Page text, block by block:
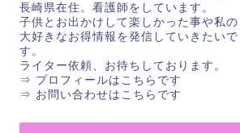
長崎県在住。看護師をしています。
子供とお出かけして楽しかった事や私の
大好きなお得情報を発信していきたいで
す。
ライター依頼、お待ちしております。
⇒ プロフィールはこちらです
⇒ お問い合わせはこちらです